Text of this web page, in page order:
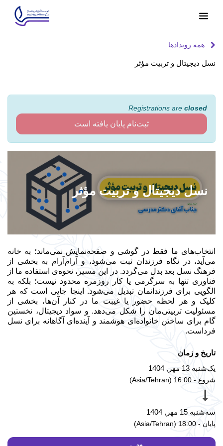
همه رویدادها
نسل دیجیتال و تربیت مؤثر
Registrations are closed
ثبت‌نام پایان یافته است
نسل دیجیتال و تربیت مؤثر
انتخاب‌های ما فقط در گوشی و صفحه‌نمایش نمی‌ماند؛ به خانه
می‌آید، در نگاه فرزندان ثبت می‌شود، و آرام‌آرام به بخشی از
فرهنگ نسل بعد بدل می‌گردد. در این مسیر، نحوه‌ی استفاده ما از
فناوری تنها به سرگرمی یا کار روزمره محدود نیست؛ بلکه به
الگویی برای فرزندانمان تبدیل می‌شود. اینجا جایی است که هر
کلیک و هر لحظه حضور یا غیبت ما در کنار آن‌ها، بخشی از
مسئولیت تربیتی‌مان را شکل می‌دهد. و سواد دیجیتال، نخستین
گام برای ساختن خانواده‌ای هوشمند و آینده‌ای آگاهانه برای نسل
فرداست.
تاریخ و زمان
یک‌شنبه 13 مهر, 1404
شروع - 16:00
(
Asia/Tehran
)
سه‌شنبه 15 مهر, 1404
پایان - 18:00
(
Asia/Tehran
)